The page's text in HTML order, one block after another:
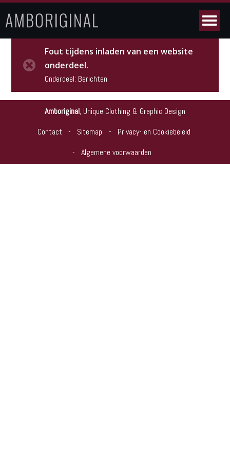
Fout tijdens inladen van een website
onderdeel.
Onderdeel: Berichten
Amboriginal, Unique Clothing & Graphic Design
Contact
Sitemap
Privacy- en Cookiebeleid
Algemene voorwaarden